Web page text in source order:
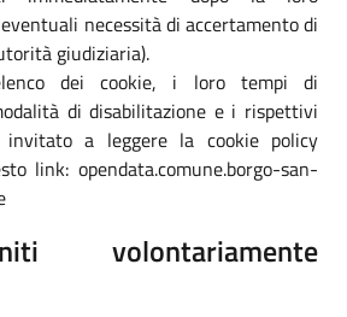
necessità di accertamento di
giudiziaria).
dei cookie, i loro tempi di
di disabilitazione e i rispettivi
a leggere la cookie policy
link: opendata.comune.borgo-san-
volontariamente